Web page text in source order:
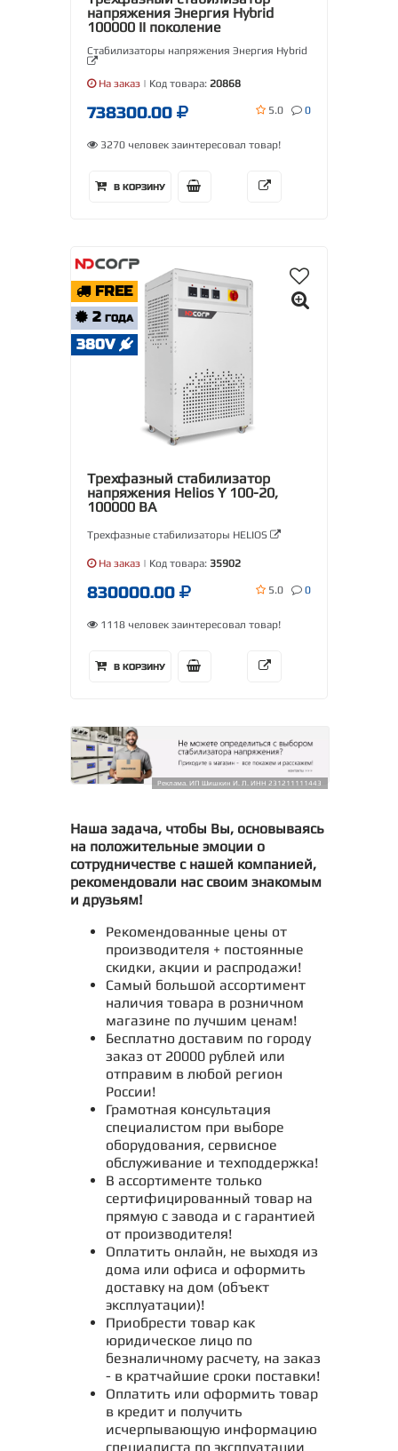
напряжения Энергия Hybrid
100000 II поколение
Стабилизаторы напряжения Энергия Hybrid
На заказ | Код товара: 20868
738300.00 5.0 0
3270 человек заинтересовал товар!
В КОРЗИНУ
FREE
2 ГОДА
380V
Трехфазный стабилизатор
напряжения Helios Y 100-20,
100000 ВА
Трехфазные стабилизаторы HELIOS
На заказ | Код товара: 35902
830000.00 5.0 0
1118 человек заинтересовал товар!
В КОРЗИНУ
Реклама. ИП Шишкин И. Л. ИНН 231211111443
Наша задача, чтобы Вы, основываясь
на положительные эмоции о
сотрудничестве с нашей компанией,
рекомендовали нас своим знакомым
и друзьям!
Рекомендованные цены от
производителя + постоянные
скидки, акции и распродажи!
Самый большой ассортимент
наличия товара в розничном
магазине по лучшим ценам!
Бесплатно доставим по городу
заказ от 20000 рублей или
отправим в любой регион
России!
Грамотная консультация
специалистом при выборе
оборудования, сервисное
обслуживание и техподдержка!
В ассортименте только
сертифицированный товар на
прямую с завода и с гарантией
от производителя!
Оплатить онлайн, не выходя из
дома или офиса и оформить
доставку на дом (объект
эксплуатации)!
Приобрести товар как
юридическое лицо по
безналичному расчету, на заказ
- в кратчайшие сроки поставки!
Оплатить или оформить товар
в кредит и получить
исчерпывающую информацию
специалиста по эксплуатации